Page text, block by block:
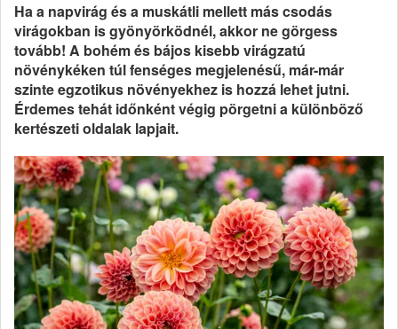
Ha a napvirág és a muskátli mellett más csodás
virágokban is gyönyörködnél, akkor ne görgess
tovább! A bohém és bájos kisebb virágzatú
növénykéken túl fenséges megjelenésű, már-már
szinte egzotikus növényekhez is hozzá lehet jutni.
Érdemes tehát időnként végig pörgetni a különböző
kertészeti oldalak lapjait.